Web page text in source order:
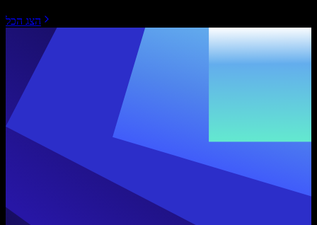
הצג הכל